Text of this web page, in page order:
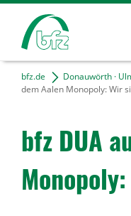
D · U · A
Kontakt & Anfahrt
Projekte
Freie Tätigkeiten
bfz.de Donauwörth ·
dem Aalen Monopoly: Wir
bfz DUA